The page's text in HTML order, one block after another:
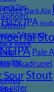
Vegansk
week
CiderDark Ale
Hazy IPA
NEIPAPale
Quadrupel
SourStout
cider